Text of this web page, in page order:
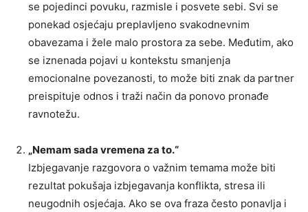
se pojedinci povuku, razmisle i posvete sebi. Svi se
ponekad osjećaju preplavljeno svakodnevnim
obavezama i žele malo prostora za sebe. Međutim, ako
se iznenada pojavi u kontekstu smanjenja
emocionalne povezanosti, to može biti znak da partner
preispituje odnos i traži način da ponovo pronađe
ravnotežu.
„Nemam sada vremena za to.“
Izbjegavanje razgovora o važnim temama može biti
rezultat pokušaja izbjegavanja konflikta, stresa ili
neugodnih osjećaja. Ako se ova fraza često ponavlja i